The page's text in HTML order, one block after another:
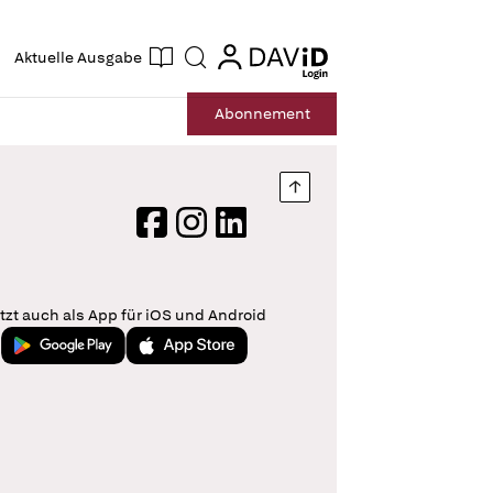
Aktuelle Ausgabe Suche login
login
Abonnement
Nach oben springen
FacebookInstagram
LinkedIn
auch als App für iOS und Android
Jetzt bei Google PlayLaden im App Store